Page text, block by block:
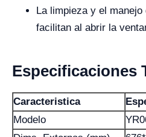
La limpieza y el
facilitan al abrir la
Especificaciones
Caracteristica
Modelo